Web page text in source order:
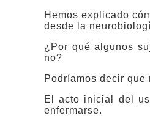
Hemos explicado
desde la
¿Por qué algunos
no?
Podríamos decir que
El acto inicial del
enfermarse.